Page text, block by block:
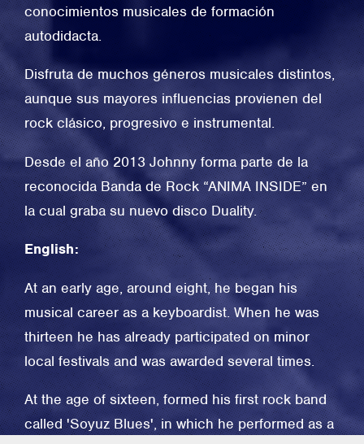
conocimientos musicales de formación
autodidacta.
Disfruta de muchos géneros musicales distintos,
aunque sus mayores influencias provienen del
rock clásico, progresivo e instrumental.
Desde el año 2013 Johnny forma parte de la
reconocida Banda de Rock “ANIMA INSIDE” en
la cual graba su nuevo disco Duality.
English:
At an early age, around eight, he began his
musical career as a keyboardist. When he was
thirteen he has already participated on minor
local festivals and was awarded several times.
At the age of sixteen, formed his first rock band
called 'Soyuz Blues', in which he performed as a